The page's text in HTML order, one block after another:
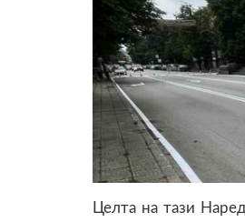
Целта на тази